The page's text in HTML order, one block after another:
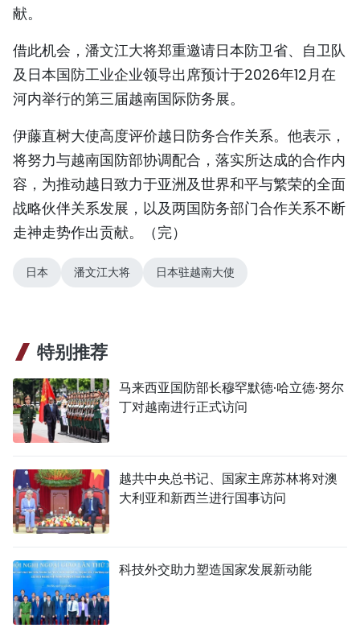
献。
借此机会，潘文江大将郑重邀请日本防卫省、自卫队
及日本国防工业企业领导出席预计于2026年12月在
河内举行的第三届越南国际防务展。
伊藤直树大使高度评价越日防务合作关系。他表示，
将努力与越南国防部协调配合，落实所达成的合作内
容，为推动越日致力于亚洲及世界和平与繁荣的全面
战略伙伴关系发展，以及两国防务部门合作关系不断
走神走势作出贡献。（完）
日本 潘文江大将 日本驻越南大使
特别推荐
马来西亚国防部长穆罕默德·哈立德·努尔
丁对越南进行正式访问
越共中央总书记、国家主席苏林将对澳
大利亚和新西兰进行国事访问
科技外交助力塑造国家发展新动能